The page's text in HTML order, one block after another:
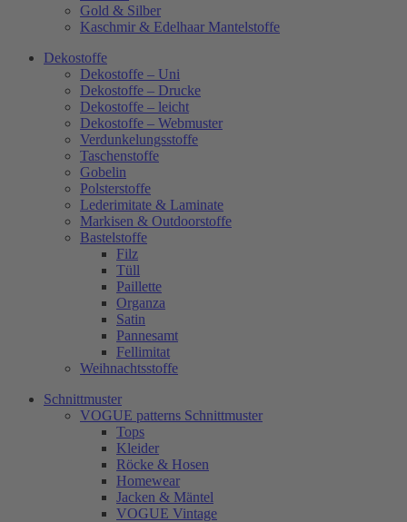
Gold & Silber
Kaschmir & Edelhaar Mantelstoffe
Dekostoffe
Dekostoffe – Uni
Dekostoffe – Drucke
Dekostoffe – leicht
Dekostoffe – Webmuster
Verdunkelungsstoffe
Taschenstoffe
Gobelin
Polsterstoffe
Lederimitate & Laminate
Markisen & Outdoorstoffe
Bastelstoffe
Filz
Tüll
Paillette
Organza
Satin
Pannesamt
Fellimitat
Weihnachtsstoffe
Schnittmuster
VOGUE patterns Schnittmuster
Tops
Kleider
Röcke & Hosen
Homewear
Jacken & Mäntel
VOGUE Vintage